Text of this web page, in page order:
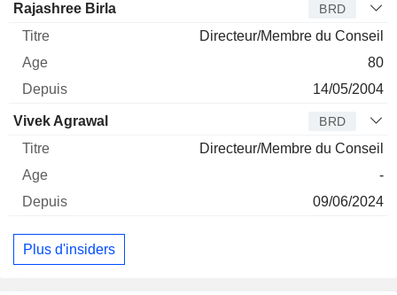
Rajashree Birla BRD
Directeur/Membre du Conseil
80
14/05/2004
Vivek Agrawal BRD
Directeur/Membre du Conseil
-
09/06/2024
Plus d'insiders